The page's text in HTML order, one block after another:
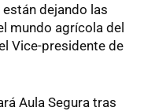
dejando las
mundo agrícola del
Vice-presidente de
Aula Segura tras